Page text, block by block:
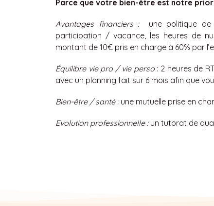
Parce que votre bien-être est notre
Avantages financiers :
une politique
participation / vacance, les heures de
montant de 10€ pris en charge à 60% par
Équilibre vie pro / vie perso : 2 heures de
avec un planning fait sur 6 mois afin que
Bien-être / santé :une mutuelle prise en
Evolution professionnelle :un tutorat de